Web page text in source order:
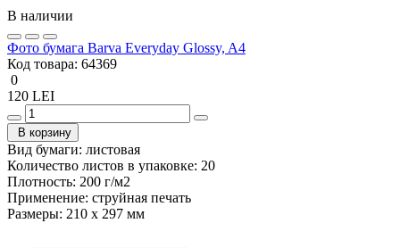
В наличии
Фото бумага Barva Everyday Glossy, A4
Код товара: 64369
0
120 LEI
В корзину
Вид бумаги: листовая
Количество листов в упаковке: 20
Плотность: 200 г/м2
Применение: струйная печать
Размеры: 210 x 297 мм